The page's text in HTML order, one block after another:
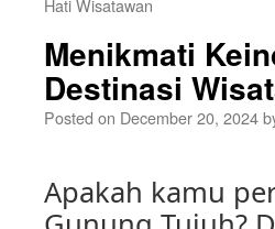
Hati Wisatawan
Menikmati
Destinasi
Posted on December 20, 2024
Apakah kamu